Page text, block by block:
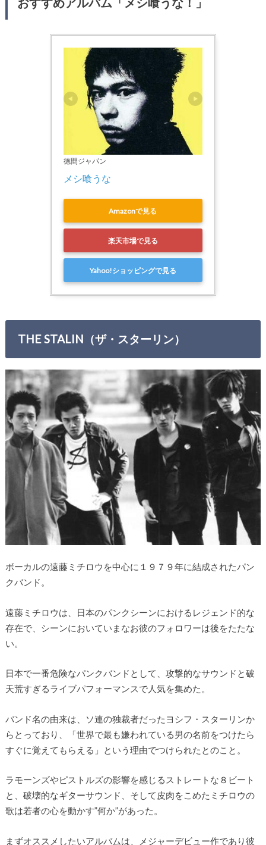
徳間ジャパン
メシ喰うな
Amazonで見る
楽天市場で見る
Yahoo!ショッピングで見る
THE STALIN（ザ・スターリン）
ボーカルの遠藤ミチロウを中心に１９７９年に結成されたパン
クバンド。
遠藤ミチロウは、日本のパンクシーンにおけるレジェンド的な
存在で、シーンにおいていまなお彼のフォロワーは後をたたな
い。
日本で一番危険なパンクバンドとして、攻撃的なサウンドと破
天荒すぎるライブパフォーマンスで人気を集めた。
バンド名の由来は、ソ連の独裁者だったヨシフ・スターリンか
らとっており、「世界で最も嫌われている男の名前をつけたら
すぐに覚えてもらえる」という理由でつけられたとのこと。
ラモーンズやピストルズの影響を感じるストレートな８ビート
と、破壊的なギターサウンド、そして皮肉をこめたミチロウの
歌は若者の心を動かす”何か”があった。
まずオススメしたいアルバムは、メジャーデビュー作であり彼